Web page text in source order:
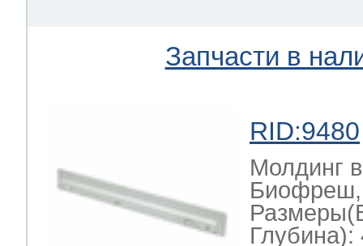
Запчасти в
RID:9480
Молдинг
Биофреш,
Глубина):